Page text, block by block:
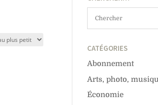
CATÉGORIES
Abonnement
Arts, photo,
Économie